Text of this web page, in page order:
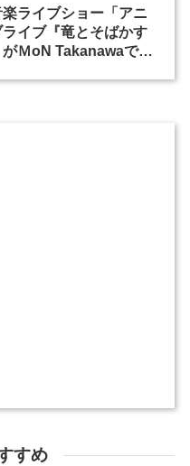
ライブショー「アニ
イブ『竜とそばかす
ＭoN Takanawaで開
すめ